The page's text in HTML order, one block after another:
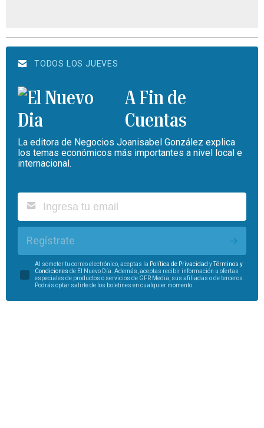
TODOS LOS JUEVES
A Fin de
Cuentas
La editora de Negocios Joanisabel González explica
los temas económicos más importantes a nivel local e
internacional.
Regístrate
Al someter tu correo electrónico, aceptas la Política de Privacidad yTérminos y
Condiciones de El Nuevo Día. Además, aceptas recibir información u ofertas
especiales de productos o servicios de GFR Media, sus afiliadas o de terceros.
Podrás optar salirte de los boletines en cualquier momento.